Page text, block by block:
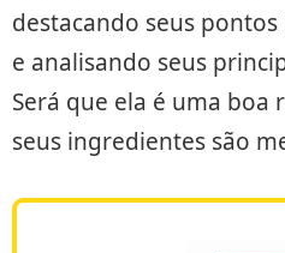
destacando seus
e analisando seus
Será que ela é uma boa
seus ingredientes são